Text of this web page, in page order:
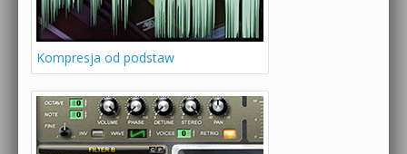
Kompresja od podstaw